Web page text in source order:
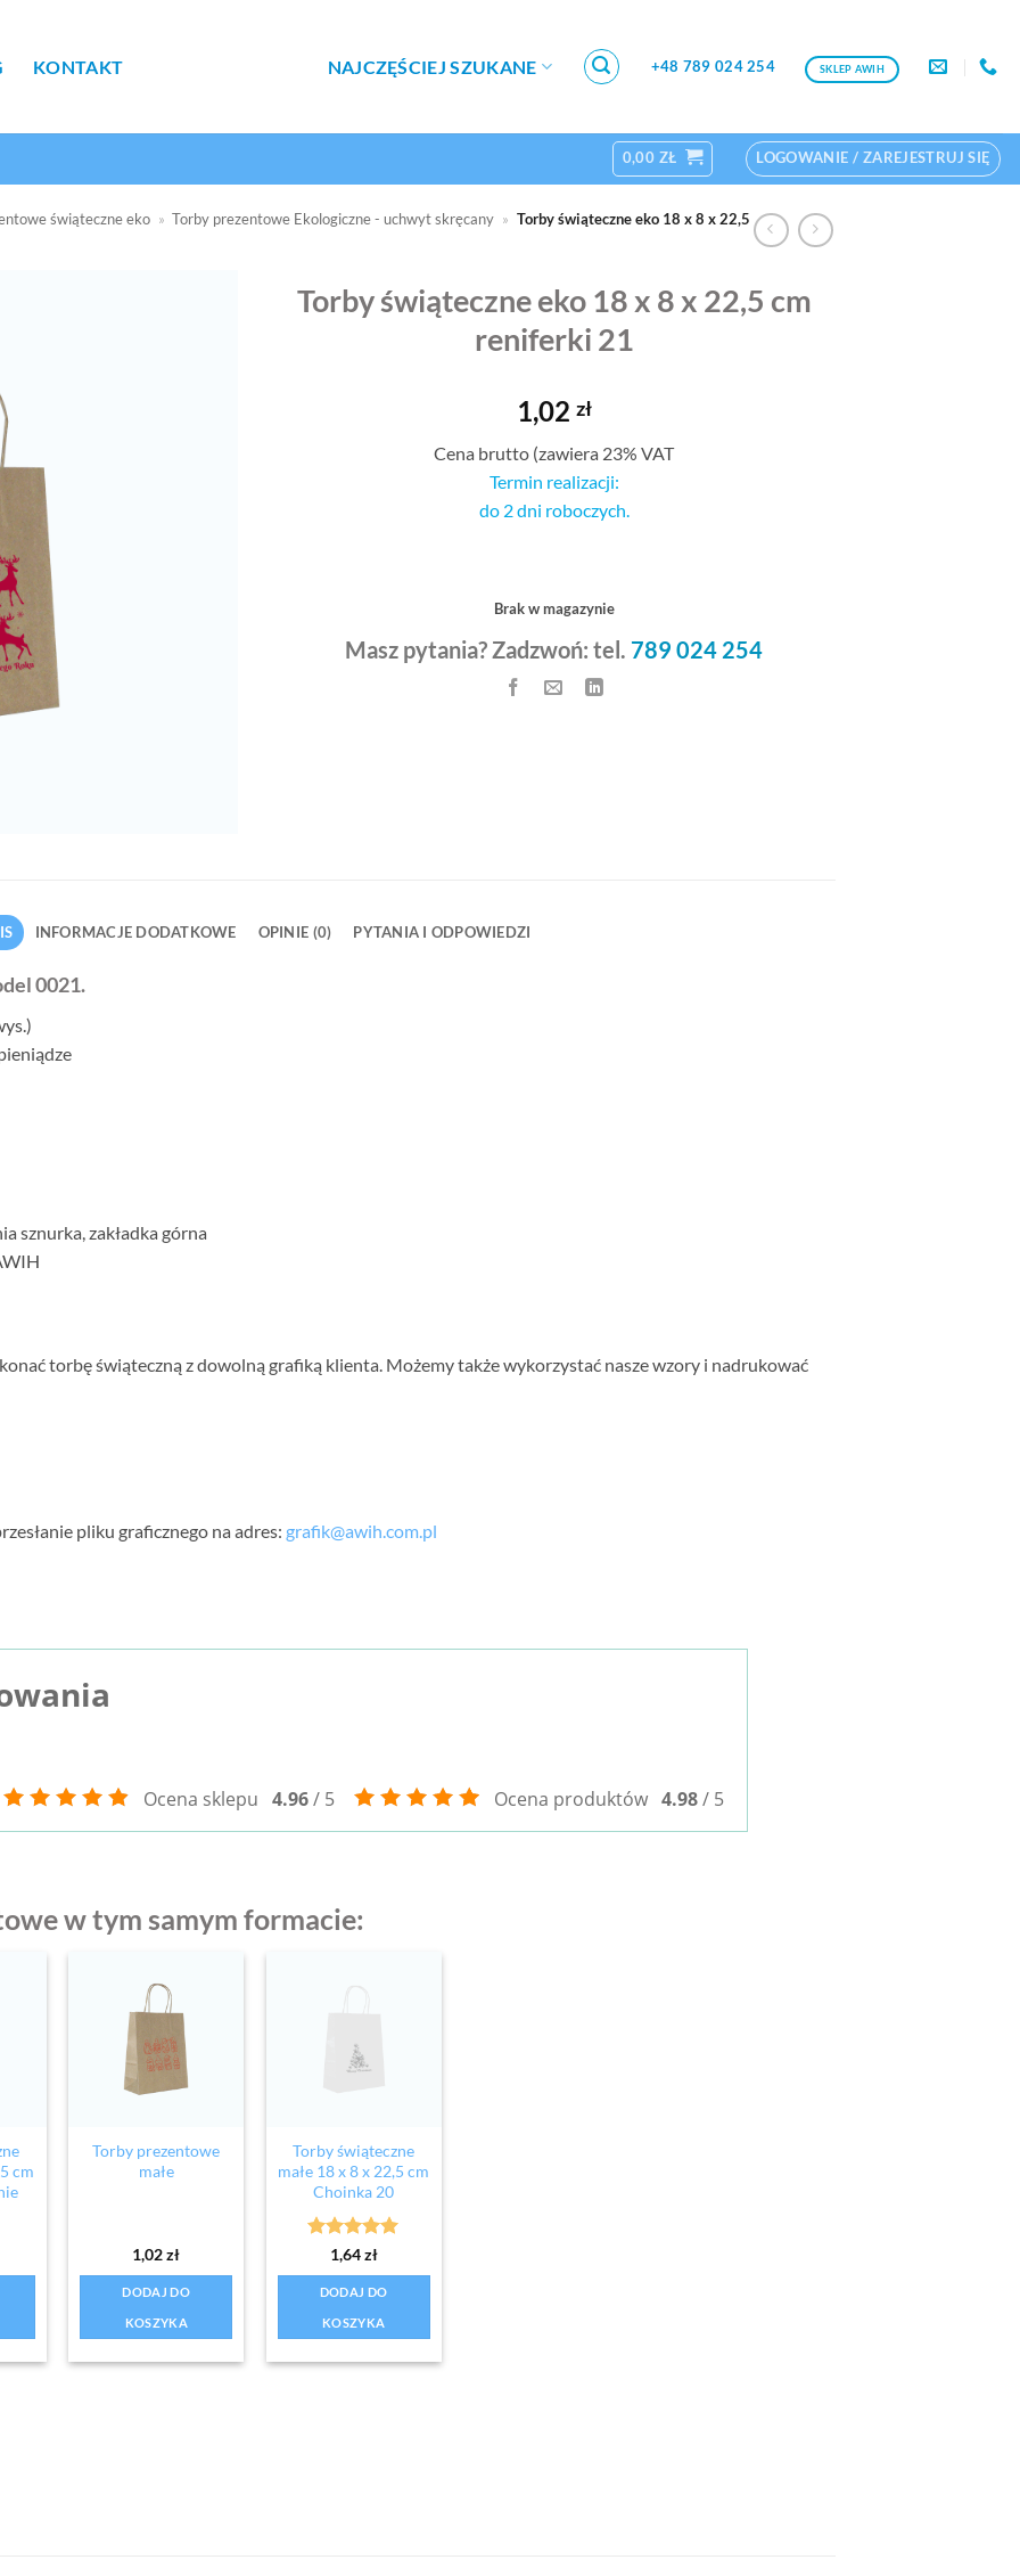
KONTAKT NAJCZĘŚCIEJ SZUKANE +48 789 024 254 SKLEP AWIH
0,00 ZŁ LOGOWANIE / ZAREJESTRUJ SIĘ
świąteczne eko » Torby prezentowe Ekologiczne - uchwyt skręcany » Torby świąteczne eko 18 x 8 x 22,5
Torby świąteczne eko 18 x 8 x 22,5 cm
reniferki 21
1,02 zł
Cena brutto (zawiera 23% VAT
Termin realizacji:
do 2 dni roboczych.
Brak w magazynie
Masz pytania? Zadzwoń: tel. 789 024 254
INFORMACJE DODATKOWE OPINIE (0) PYTANIA I ODPOWIEDZI
0021.
sznurka, zakładka górna
torbę świąteczną z dowolną grafiką klienta. Możemy także wykorzystać nasze wzory i nadrukować
pliku graficznego na adres: grafik@awih.com.pl
Ocena sklepu 4.96/ 5 Ocena produktów 4.98/ 5
w tym samym formacie:
cm
Torby prezentowe
małe
1,02zł
DODAJ DO
KOSZYKA
Torby świąteczne
małe 18 x 8 x 22,5 cm
Choinka 20
Oceniono
1,64zł
DODAJ DO
KOSZYKA